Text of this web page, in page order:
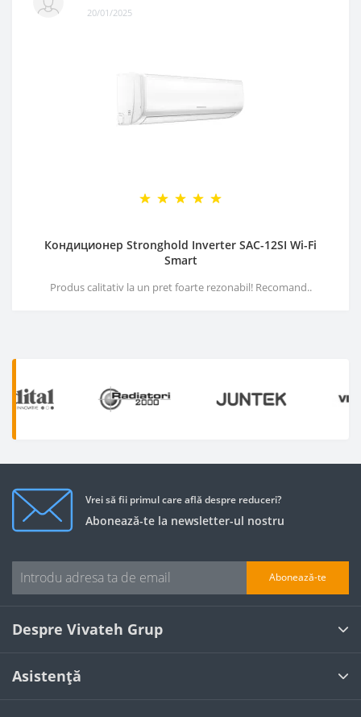
20/01/2025
Кондиционер Stronghold Inverter SAC-12SI Wi-Fi
Smart
Produs calitativ la un pret foarte rezonabil! Recomand..
Vrei să fii primul care află despre reduceri?
Abonează-te la newsletter-ul nostru
Abonează-te
Despre Vivateh Grup
Asistență